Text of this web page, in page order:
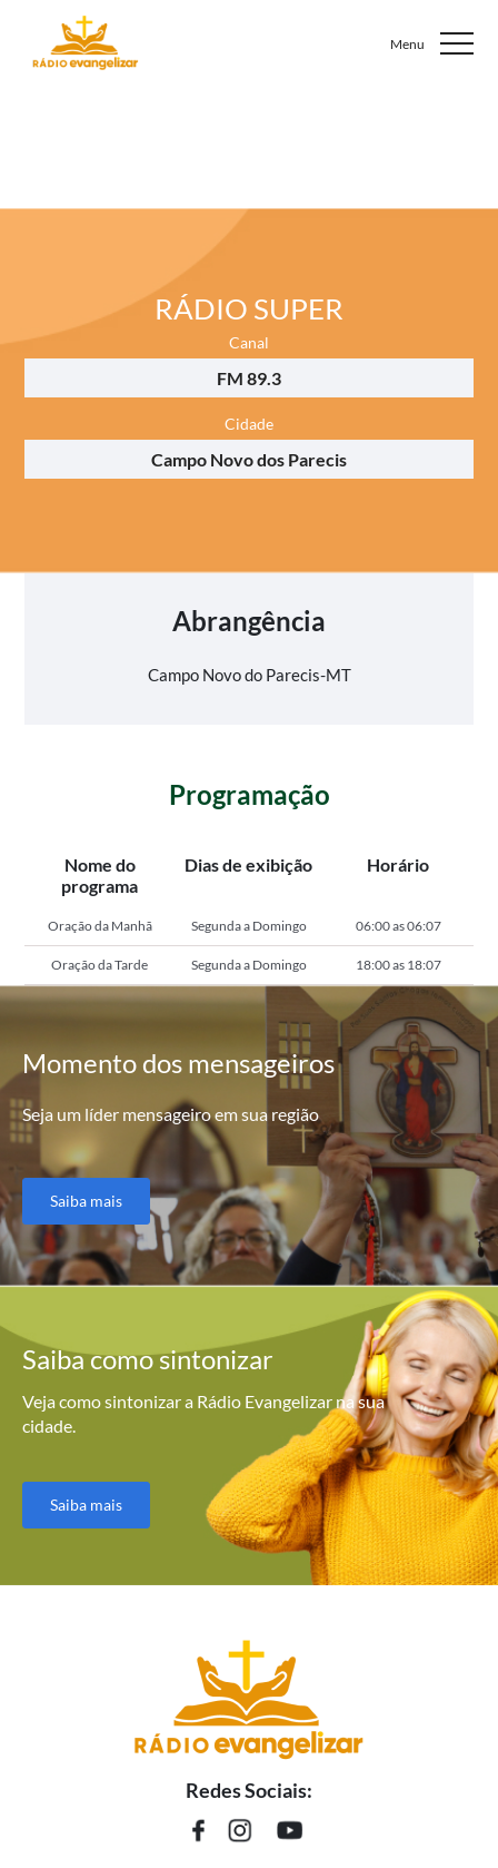
RÁDIO SUPER
Canal
FM 89.3
Cidade
Campo Novo dos Parecis
Abrangência
Campo Novo do Parecis-MT
Programação
Nome do
programa
Dias de exibição Horário
Oração da Manhã Segunda a Domingo 06:00 as 06:07
Oração da Tarde Segunda a Domingo 18:00 as 18:07
Momentodos mensageiros
Seja um líder mensageiro em sua região
Saiba mais
Saiba comosintonizar
Veja como sintonizar a Rádio Evangelizar na sua
cidade.
Saiba mais
Redes Sociais: